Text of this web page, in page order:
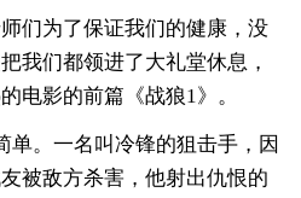
们为了保证我们的健康，没
我们都领进了大礼堂休息，
电影的前篇《战狼1》。
单。一名叫冷锋的狙击手，因
被敌方杀害，他射出仇恨的